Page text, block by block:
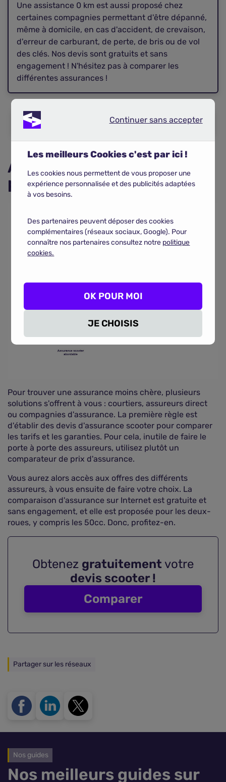
Une assistance 0 km est aussi proposé chez
certaines compagnies permettant d'être dépanné,
même à domicile, en cas d'accident, de crevaison,
d'erreur de carburant, de perte, de bris ou de vol
des clés. Nos devis sont gratuits et sans
engagement ! N'hésitez pas à comparer les
différentes assurances !
COMPARER LES ASSURANCES SCOOTER
Assurance scooter 50cc
pas cher
Pour trouver une assurance moins chère, plusieurs
solutions s'offrent à vous : courtiers, assureurs direct
ou compagnies d'assurance. La première règle est
d'établir des devis d'assurance scooter pour comparer
les tarifs et les garanties. Pour cela, inutile de faire le
porte à porte des assureurs, utilisez plutôt un
comparateur de prix d'assurance.
Vous aurez alors accès aux offres des différents
assureurs, à vous ensuite de faire votre choix. La
comparaison d'assurance sur Internet est gratuite et
sans engagement, et elle est proposée pour les deux-
roues, y compris les 50cc. Donc, profitez-en.
Obtenez gratuitement votre
devis scooter !
Comparer
Partager sur les réseaux
Nos guides
Nos meilleurs guides sur
Continuer sans accepter
Les meilleurs Cookies c'est par ici !
Les cookies nous permettent de vous proposer une
expérience personnalisée et des publicités adaptées
à vos besoins.
Des partenaires peuvent déposer des cookies
complémentaires (réseaux sociaux, Google). Pour
connaître nos partenaires consultez notre politique
cookies.
JE CHOISIS
OK POUR MOI
Continuer sans accepter